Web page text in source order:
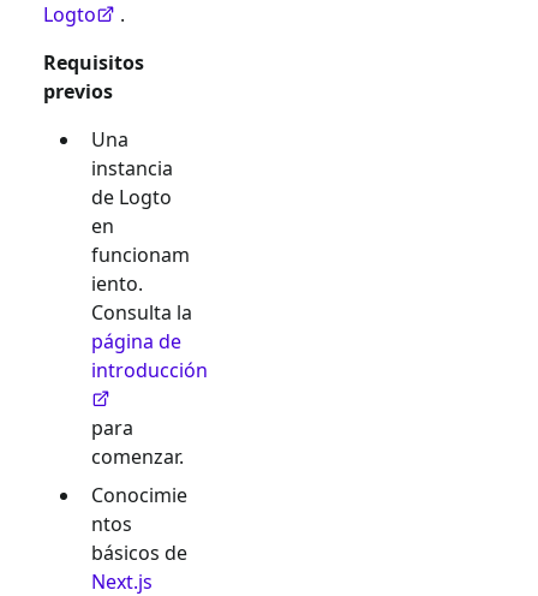
Logto
.
Requisitos
previos
Una
instancia
de Logto
en
funcionam
iento.
Consulta la
página de
introducción
para
comenzar.
Conocimie
ntos
básicos de
Next.js